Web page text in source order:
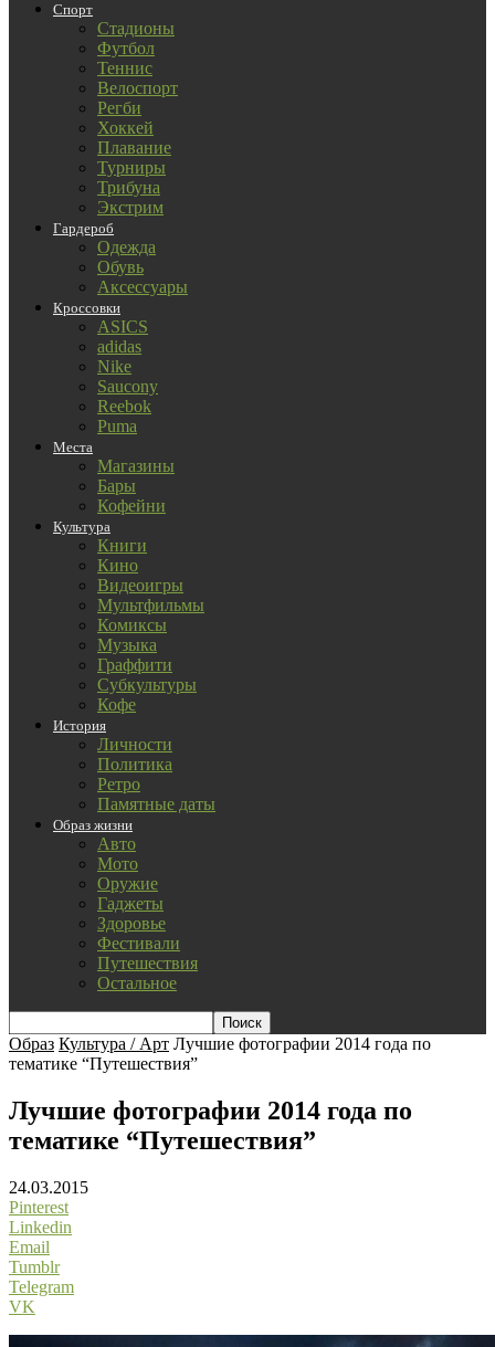
Спорт
Стадионы
Футбол
Теннис
Велоспорт
Регби
Хоккей
Плавание
Турниры
Трибуна
Экстрим
Гардероб
Одежда
Обувь
Аксессуары
Кроссовки
ASICS
adidas
Nike
Saucony
Reebok
Puma
Места
Магазины
Бары
Кофейни
Культура
Книги
Кино
Видеоигры
Мультфильмы
Комиксы
Музыка
Граффити
Субкультуры
Кофе
История
Личности
Политика
Ретро
Памятные даты
Образ жизни
Авто
Мото
Оружие
Гаджеты
Здоровье
Фестивали
Путешествия
Остальное
Образ Культура / Арт Лучшие фотографии 2014 года по
тематике “Путешествия”
Лучшие фотографии 2014 года по
тематике “Путешествия”
24.03.2015
Pinterest
Linkedin
Email
Tumblr
Telegram
VK